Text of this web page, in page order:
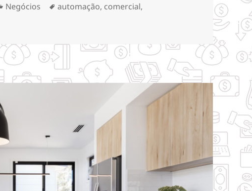
Categorias
Negócios Tags
automação, comercial,